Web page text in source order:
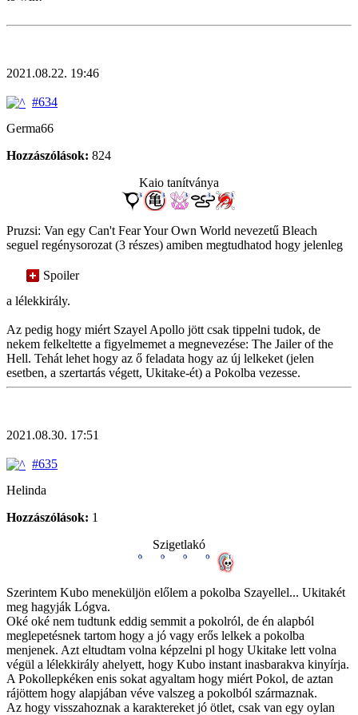
2021.08.22. 19:46
#634
Germa66
Hozzászólások: 824
Kaio tanítványa
Pruzsi: Van egy Can't Fear Your Own World nevezetű Bleach
seguel regénysorozat (3 részes) amiben megtudhatod hogy jelenleg
Spoiler
a lélekkirály.
Az pedig hogy miért Szayel Apollo jött csak tippelni tudok, de
nekem felkeltette a figyelmemet a megnevezése: The Jailer of the
Hell. Tehát lehet hogy az ő feladata hogy az új lelkeket (jelen
esetben, a szertartás végett, Ukitake-ét) a Pokolba vezesse.
2021.08.30. 17:51
#635
Helinda
Hozzászólások: 1
Szigetlakó
Szerintem Kubo meneküljön előlem a pokolba Szayellel... Ukitakét
meg hagyják Lógva.
Oké oké nem tudtunk eddig semmit a pokolról, de én alapból
meglepetésnek tartom hogy a jó vagy erős lelkek a pokolba
menjenek. Azt eltudtam volna képzelni pl hogy Ukitake lett volna
végül a lélekkirály ahelyett, hogy Kubo instant inasbarakva kinyírja.
A Pokollepkéken enis sokat agyaltam hogy miért Pokol, de aztan
rájöttem hogy alapjában véve valszeg a pokolból származnak.
Az hogy visszahoznak a karaktereket jó ötlet, csak van egy oylan